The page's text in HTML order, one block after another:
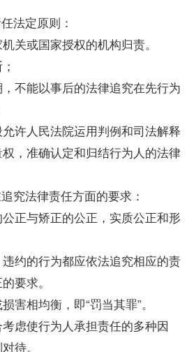
法定原则：
或国家授权的机构归责。
能以事后的法律追究在先行为
人民法院运用判例和司法解释
，准确认定和归结行为人的法律
法律责任方面的要求：
与矫正的公正，实质公正和形
的行为都应依法追究相应的责
要求。
相均衡，即“罚当其罪”。
使行为人承担责任的多种因
待。